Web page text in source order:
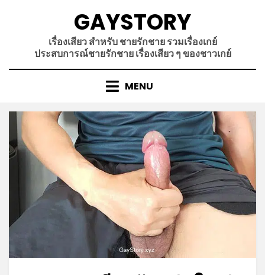
GAYSTORY
เรื่องเสียว สำหรับ ชายรักชาย รวมเรื่องเกย์
ประสบการณ์ชายรักชาย เรื่องเสียว ๆ ของชาวเกย์
MENU